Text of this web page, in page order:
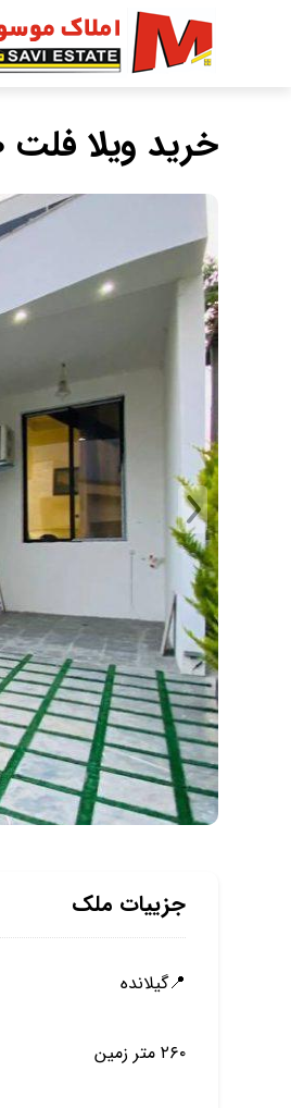
خريد ويلا فلت ٢٦٠ متري مبله روف دار در گيلانده چمستان
جزییات ملک
📍گيلانده
٢٦٠ متر زمين